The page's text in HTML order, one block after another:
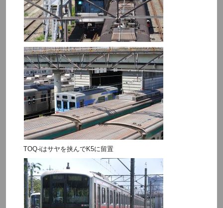
TOQ-iはサヤを挟んでK5に留置